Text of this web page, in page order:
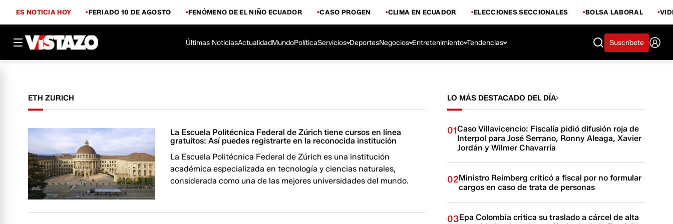
ES NOTICIA HOY FERIADO 10 DE AGOSTO FENÓMENO DE EL NIÑO ECUADOR CASO PROGEN CLIMA EN ECUADOR ELECCIONES SECCIONALES BOLSA LABORAL
Últimas NoticiasActualidadMundoPolíticaServicios DeportesNegocios Entretenimiento Tendencias Suscríbete
ETH ZURICH
La Escuela Politécnica Federal de Zúrich tiene cursos en línea
gratuitos: Así puedes registrarte en la reconocida institución
La Escuela Politécnica Federal de Zúrich es una institución
académica especializada en tecnología y ciencias naturales,
considerada como una de las mejores universidades del mundo.
LO MÁS DESTACADO DEL DÍA
01Caso Villavicencio: Fiscalía pidió difusión roja de
Interpol para José Serrano, Ronny Aleaga, Xavier
Jordán y Wilmer Chavarría
02Ministro Reimberg criticó a fiscal por no formular
cargos en caso de trata de personas
03Epa Colombia critica su traslado a cárcel de alta